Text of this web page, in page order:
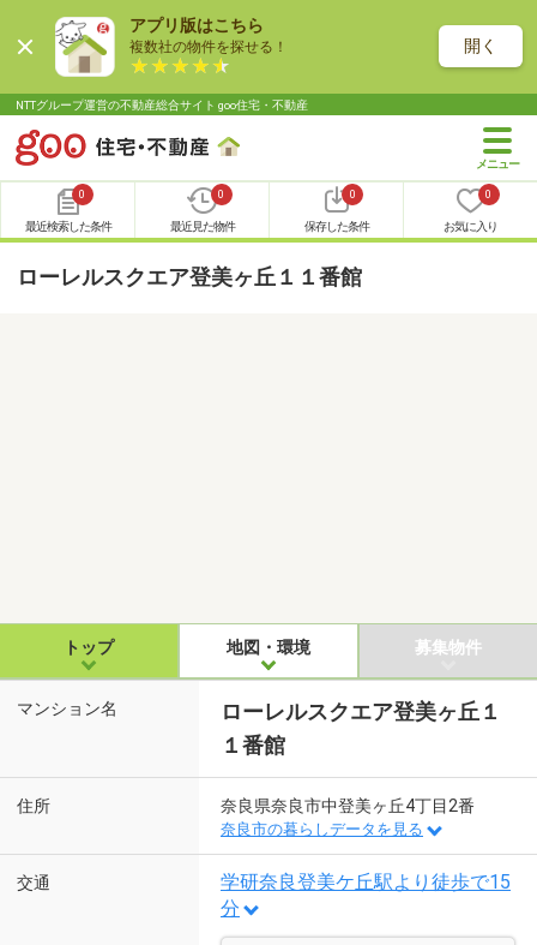
アプリ版はこちら
複数社の物件を探せる！ 開く
NTTグループ運営の不動産総合サイト goo住宅・不動産
0
最近検索した条件
0
最近見た物件
0
保存した条件
0
お気に入り
ローレルスクエア登美ヶ丘１１番館
トップ 地図・環境 募集物件
マンション名
ローレルスクエア登美ヶ丘１
１番館
住所 奈良県奈良市中登美ヶ丘4丁目2番
奈良市の暮らしデータを見る
交通
学研奈良登美ケ丘駅より徒歩で15
分